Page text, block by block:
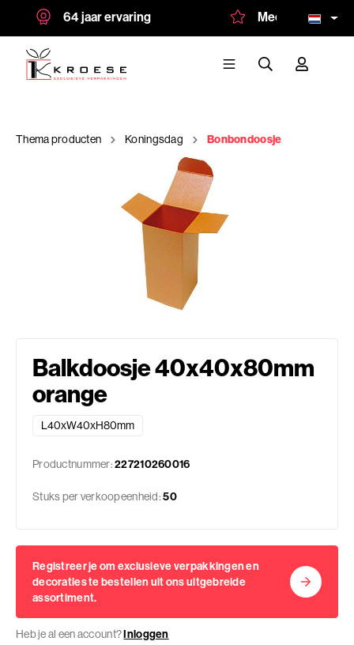
64 jaar ervaring Meer dan 1.500
Thema producten Koningsdag Bonbondoosje
Balkdoosje 40x40x80mm
orange
L40xW40xH80mm
Productnummer:227210260016
Stuks per verkoopeenheid:50
Registreer je om exclusieve verpakkingen en
decoraties te bestellen uit ons uitgebreide
assortiment.
Heb je al een account?Inloggen